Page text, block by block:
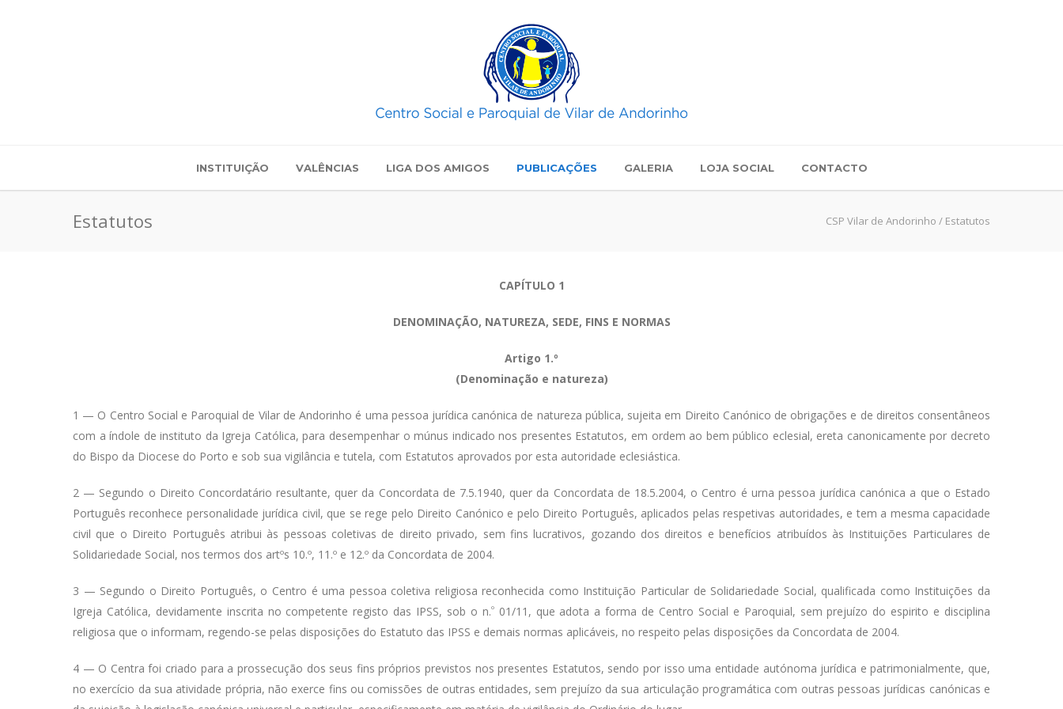
INSTITUIÇÃO VALÊNCIAS LIGA DOS AMIGOS PUBLICAÇÕES GALERIA LOJA SOCIAL CONTACTO
Estatutos CSP Vilar de Andorinho / Estatutos
CAPÍTULO 1
DENOMINAÇÃO, NATUREZA, SEDE, FINS E NORMAS
Artigo 1.º
(Denominação e natureza)
1 — O Centro Social e Paroquial de Vilar de Andorinho é uma pessoa jurídica canónica de natureza pública, sujeita em Direito Canónico de obrigações e de direitos consentâneos
com a índole de instituto da Igreja Católica, para desempenhar o múnus indicado nos presentes Estatutos, em ordem ao bem público eclesial, ereta canonicamente por decreto
do Bispo da Diocese do Porto e sob sua vigilância e tutela, com Estatutos aprovados por esta autoridade eclesiástica.
2 — Segundo o Direito Concordatário resultante, quer da Concordata de 7.5.1940, quer da Concordata de 18.5.2004, o Centro é urna pessoa jurídica canónica a que o Estado
Português reconhece personalidade jurídica civil, que se rege pelo Direito Canónico e pelo Direito Português, aplicados pelas respetivas autoridades, e tem a mesma capacidade
civil que o Direito Português atribui às pessoas coletivas de direito privado, sem fins lucrativos, gozando dos direitos e benefícios atribuídos às Instituições Particulares de
Solidariedade Social, nos termos dos artºs 10.º, 11.º e 12.º da Concordata de 2004.
3 — Segundo o Direito Português, o Centro é uma pessoa coletiva religiosa reconhecida como Instituição Particular de Solidariedade Social, qualificada como Instituições da
Igreja Católica, devidamente inscrita no competente registo das IPSS, sob o n.º01/11, que adota a forma de Centro Social e Paroquial, sem prejuízo do espirito e disciplina
religiosa que o informam, regendo-se pelas disposições do Estatuto das IPSS e demais normas aplicáveis, no respeito pelas disposições da Concordata de 2004.
4 — O Centra foi criado para a prossecução dos seus fins próprios previstos nos presentes Estatutos, sendo por isso uma entidade autónoma jurídica e patrimonialmente, que,
no exercício da sua atividade própria, não exerce fins ou comissões de outras entidades, sem prejuízo da sua articulação programática com outras pessoas jurídicas canónicas e